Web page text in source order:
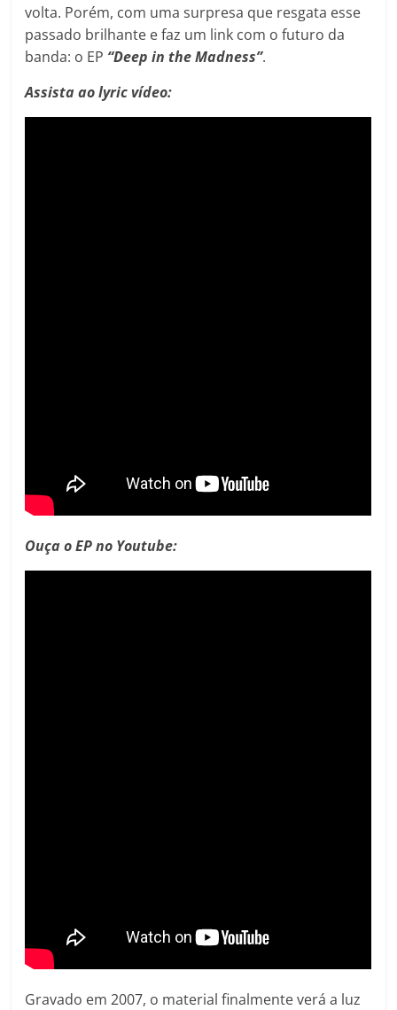
volta. Porém, com uma surpresa que resgata esse
passado brilhante e faz um link com o futuro da
banda: o EP “Deep in the Madness”.
Assista ao lyric vídeo:
Ouça o EP no Youtube:
Gravado em 2007, o material finalmente verá a luz